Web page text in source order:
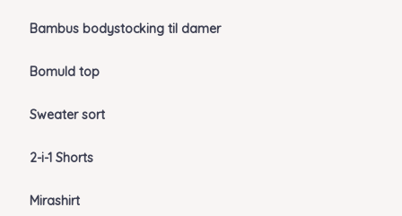
Bambus bodystocking til damer
Bomuld top
Sweater sort
2-i-1 Shorts
Mirashirt